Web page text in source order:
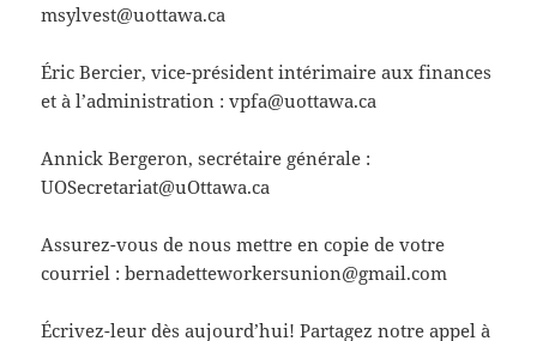
msylvest@uottawa.ca
Éric Bercier, vice-président intérimaire aux finances
et à l’administration : vpfa@uottawa.ca
Annick Bergeron, secrétaire générale :
UOSecretariat@uOttawa.ca
Assurez-vous de nous mettre en copie de votre
courriel : bernadetteworkersunion@gmail.com
Écrivez-leur dès aujourd’hui! Partagez notre appel à